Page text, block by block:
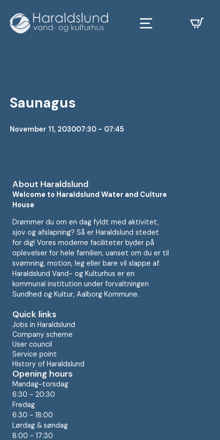
Saunagus
November 11, 203007:30 - 07:45
About Haraldslund
Welcome to Haraldslund Water and Culture
House
Drømmer du om en dag fyldt med aktivitet,
sjov og afslapning? Så er Haraldslund stedet
for dig! Vores moderne faciliteter byder på
oplevelser for hele familien, uanset om du er til
svømning, motion, leg eller bare vil slappe af.
Haraldslund Vand- og Kulturhus er en
kommunal institution under forvaltningen
Sundhed og Kultur, Aalborg Kommune.
Quick links
Jobs in Haraldslund
Company scheme
User council
Service point
History of Haraldslund
Opening hours
Mandag-torsdag
6:30 - 20:30
Fredag
6:30 - 18:00
Lørdag & søndag
8:00 - 17:30